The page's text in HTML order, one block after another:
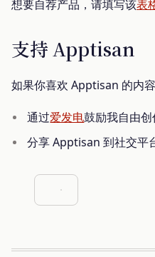
想要自荐产品，请填写该表
支持 Apptisan
如果你喜欢 Apptisan 的内
通过爱发电鼓励我自由创
分享 Apptisan 到社交平